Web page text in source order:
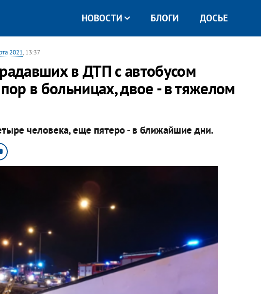
НОВОСТИ БЛОГИ ДОСЬЕ
2021, 13:37
в ДТП с автобусом
в больницах, двое - в тяжелом
человека, еще пятеро - в ближайшие дни.